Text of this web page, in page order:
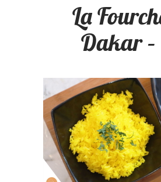
La
Dakar –